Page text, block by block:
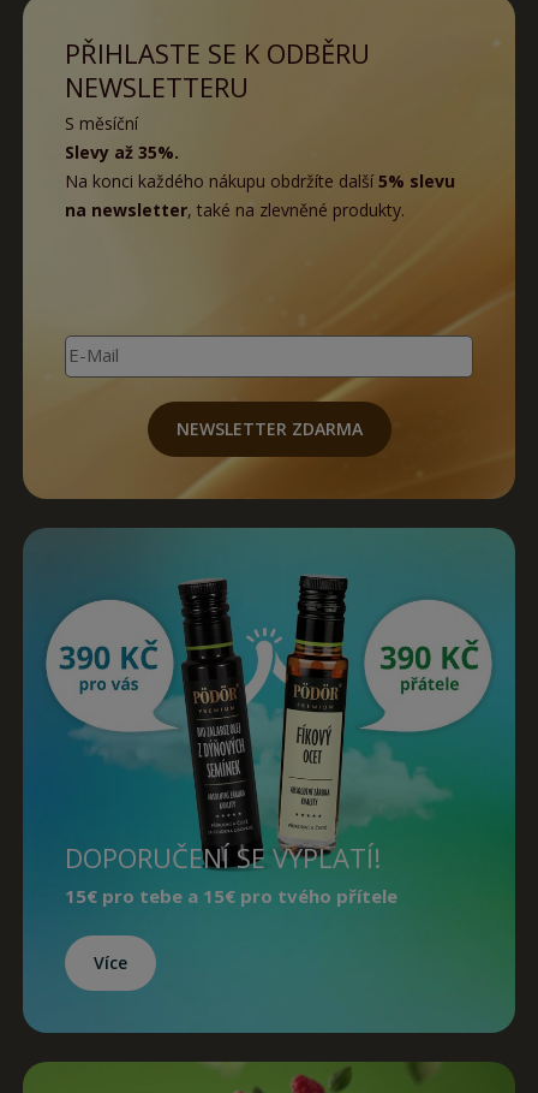
PŘIHLASTE SE K ODBĚRU
NEWSLETTERU
S měsíční
Slevy až 35%.
Na konci každého nákupu obdržíte další 5% slevu
na newsletter, také na zlevněné produkty.
E-Mail
NEWSLETTER ZDARMA
DOPORUČENÍ SE VYPLATÍ!
15€ pro tebe a 15€ pro tvého přítele
Více